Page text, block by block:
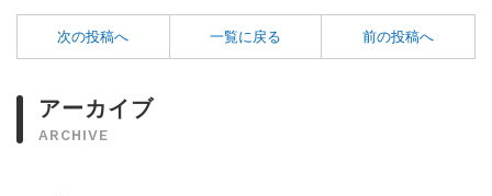
次の投稿へ 一覧に戻る 前の投稿へ
アーカイブ
ARCHIVE